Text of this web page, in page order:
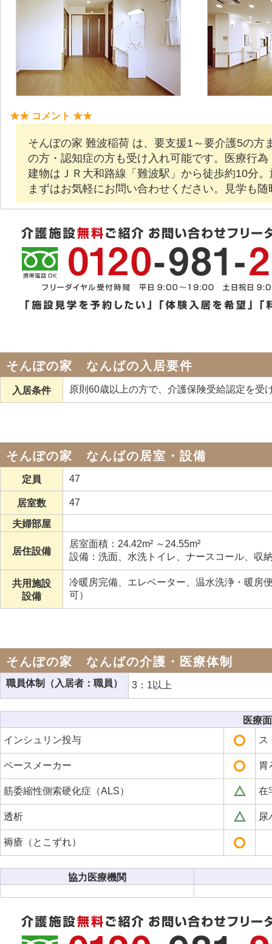
★★ コメント ★★
そんぽの家 難波稲荷 は、要支援1～要介護5の
の方・認知症の方も受け入れ可能です。医療行
建物はＪＲ大和路線「難波駅」から徒歩約10分
まずはお気軽にお問い合わせください。見学も
そんぽの家 なんばの入居要件
入居条件 原則60歳以上の方で、介護保険受給認定を受
そんぽの家 なんばの居室・設備
定員 47
居室数 47
夫婦部屋
居住設備
居室面積：24.42m² ～24.55m²
設備：洗面、水洗トイレ、ナースコール、収
共用施設
設備
冷暖房完備、エレベーター、温水洗浄・暖房
可）
そんぽの家 なんばの介護・医療体制
職員体制（入居者：職員） 3：1以上
医療
インシュリン投与
ス
ペースメーカー 胃
筋委縮性側索硬化症（ALS） 在
透析 尿
褥瘡（とこずれ）
協力医療機関